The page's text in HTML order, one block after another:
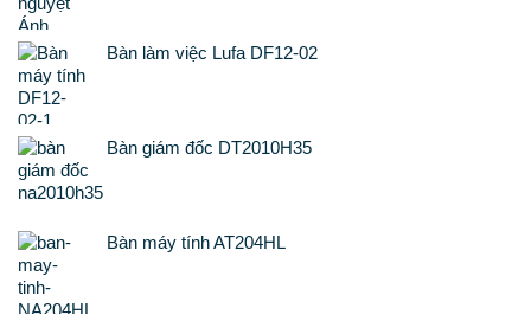
Bàn làm việc Lufa DF12-02
Bàn giám đốc DT2010H35
Bàn máy tính AT204HL